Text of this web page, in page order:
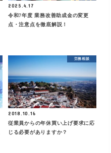
2025.4.17
令和7年度 業務改善助成金の変更
点・注意点を徹底解説！
労務相談
2018.10.16
従業員からの年休買い上げ要求に応
じる必要がありますか？